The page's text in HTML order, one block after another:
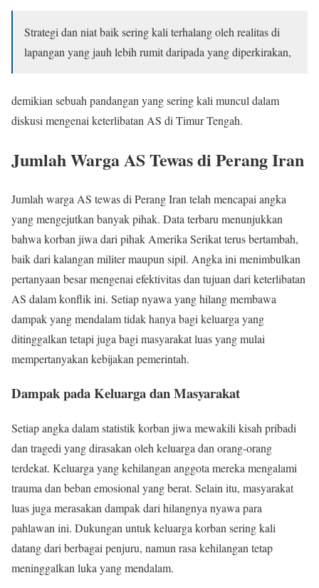
Strategi dan niat baik sering kali terhalang oleh realitas di
lapangan yang jauh lebih rumit daripada yang diperkirakan,
demikian sebuah pandangan yang sering kali muncul dalam
diskusi mengenai keterlibatan AS di Timur Tengah.
Jumlah Warga AS Tewas di Perang Iran
Jumlah warga AS tewas di Perang Iran telah mencapai angka
yang mengejutkan banyak pihak. Data terbaru menunjukkan
bahwa korban jiwa dari pihak Amerika Serikat terus bertambah,
baik dari kalangan militer maupun sipil. Angka ini menimbulkan
pertanyaan besar mengenai efektivitas dan tujuan dari keterlibatan
AS dalam konflik ini. Setiap nyawa yang hilang membawa
dampak yang mendalam tidak hanya bagi keluarga yang
ditinggalkan tetapi juga bagi masyarakat luas yang mulai
mempertanyakan kebijakan pemerintah.
Dampak pada Keluarga dan Masyarakat
Setiap angka dalam statistik korban jiwa mewakili kisah pribadi
dan tragedi yang dirasakan oleh keluarga dan orang-orang
terdekat. Keluarga yang kehilangan anggota mereka mengalami
trauma dan beban emosional yang berat. Selain itu, masyarakat
luas juga merasakan dampak dari hilangnya nyawa para
pahlawan ini. Dukungan untuk keluarga korban sering kali
datang dari berbagai penjuru, namun rasa kehilangan tetap
meninggalkan luka yang mendalam.